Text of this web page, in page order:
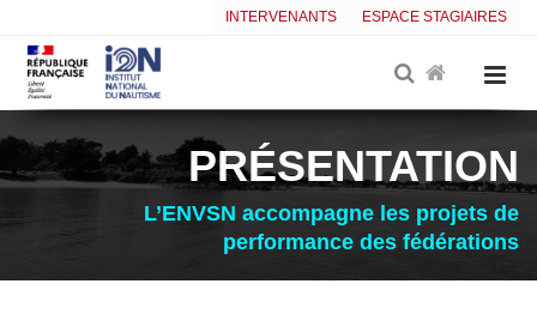
INTERVENANTS ESPACE STAGIAIRES
PRÉSENTATION
L’ENVSN accompagne les projets de
performance des fédérations